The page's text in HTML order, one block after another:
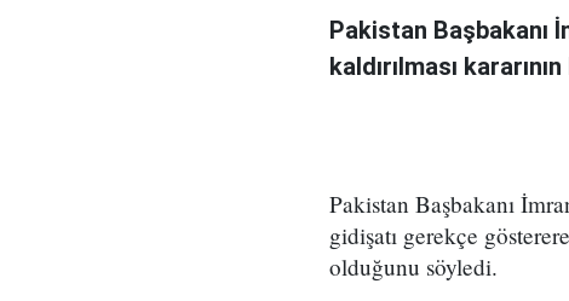
Pakistan Başbakanı
kaldırılması
Pakistan Başbakanı
gidişatı gerekçe
olduğunu söyledi.